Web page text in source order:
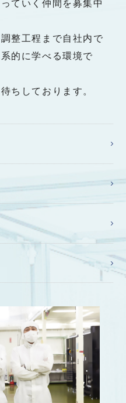
ていく仲間を募集中
整工程まで自社内で
的に学べる環境で
ちしております。